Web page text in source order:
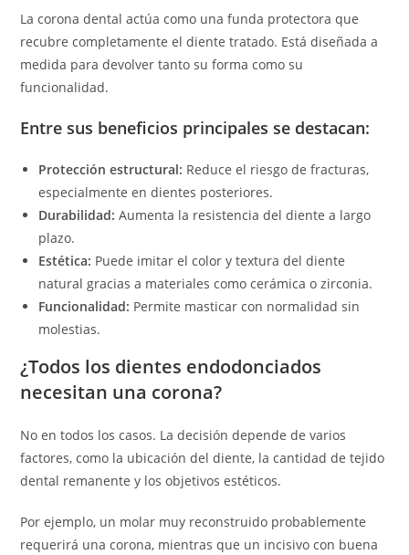
La corona dental actúa como una funda protectora que
recubre completamente el diente tratado. Está diseñada a
medida para devolver tanto su forma como su
funcionalidad.
Entre sus beneficios principales se destacan:
Protección estructural: Reduce el riesgo de fracturas,
especialmente en dientes posteriores.
Durabilidad: Aumenta la resistencia del diente a largo
plazo.
Estética: Puede imitar el color y textura del diente
natural gracias a materiales como cerámica o zirconia.
Funcionalidad: Permite masticar con normalidad sin
molestias.
¿Todos los dientes endodonciados
necesitan una corona?
No en todos los casos. La decisión depende de varios
factores, como la ubicación del diente, la cantidad de tejido
dental remanente y los objetivos estéticos.
Por ejemplo, un molar muy reconstruido probablemente
requerirá una corona, mientras que un incisivo con buena